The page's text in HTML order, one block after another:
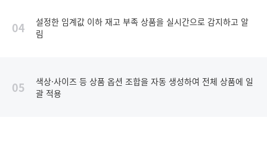
04
설정한 임계값 이하 재고 부족 상품을 실시간으로 감지하고 알
림
05
색상·사이즈 등 상품 옵션 조합을 자동 생성하여 전체 상품에 일
괄 적용